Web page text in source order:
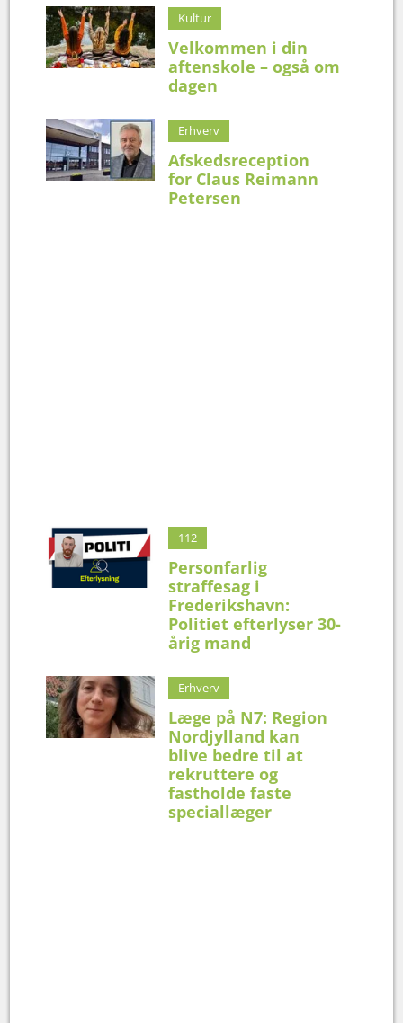
Kultur
Velkommen i din
aftenskole – også om
dagen
Erhverv
Afskedsreception
for Claus Reimann
Petersen
112
Personfarlig
straffesag i
Frederikshavn:
Politiet efterlyser 30-
årig mand
Erhverv
Læge på N7: Region
Nordjylland kan
blive bedre til at
rekruttere og
fastholde faste
speciallæger